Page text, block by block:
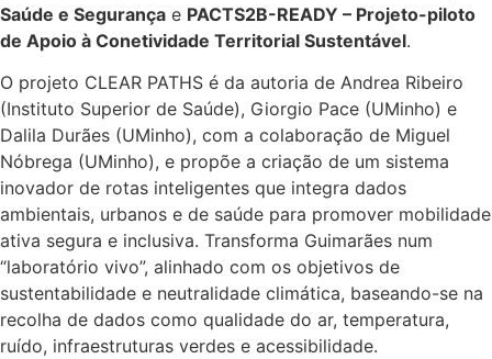
Saúde e Segurança e PACTS2B-READY – Projeto-piloto
de Apoio à Conetividade Territorial Sustentável.
O projeto CLEAR PATHS é da autoria de Andrea Ribeiro
(Instituto Superior de Saúde), Giorgio Pace (UMinho) e
Dalila Durães (UMinho), com a colaboração de Miguel
Nóbrega (UMinho), e propõe a criação de um sistema
inovador de rotas inteligentes que integra dados
ambientais, urbanos e de saúde para promover mobilidade
ativa segura e inclusiva. Transforma Guimarães num
“laboratório vivo”, alinhado com os objetivos de
sustentabilidade e neutralidade climática, baseando-se na
recolha de dados como qualidade do ar, temperatura,
ruído, infraestruturas verdes e acessibilidade.